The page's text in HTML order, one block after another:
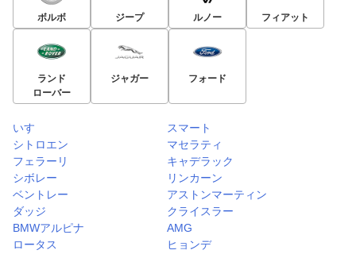
ボルボ ジープ ルノー フィアット
ランド
ローバー
ジャガー フォード
いすゞ
スマート
シトロエン
マセラティ
フェラーリ
キャデラック
シボレー
リンカーン
ベントレー
アストンマーティン
ダッジ
クライスラー
BMWアルピナ
AMG
ロータス
ヒョンデ